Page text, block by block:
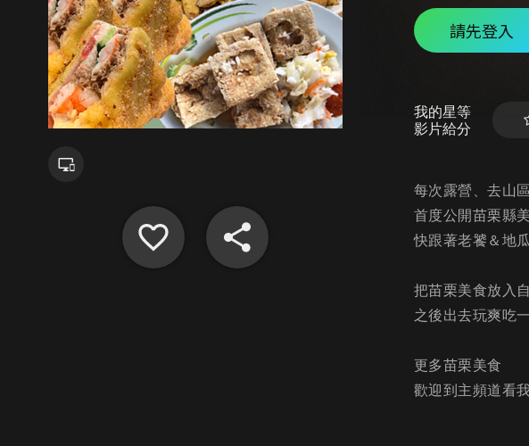
請先登入
我的星等
影片給分
每次露營、去山
首度公開苗栗縣
快跟著老饕＆地
把苗栗美食放入
之後出去玩爽吃一
更多苗栗美食
歡迎到主頻道看